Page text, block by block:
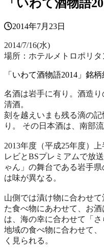
「いわて酒物語
2014年7月23日
2014/7/16(水)
場所：ホテルメトロポリタ
「いわて酒物語2014」銘
名酒は岩手に有り。酒造
清酒。
刻を越えいまも残る滴の
り。 その日本酒は、南部流
2013年度（平成25年度）
レビとBSプレミアムで放
ゃん」の舞台である岩手
は味が異なる。
山側では漬け物に合わせ
た食べ物にあわせて、お
は、海の幸に合わせて「さ
地域の食べ物に合わせて
く見られる。